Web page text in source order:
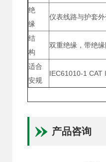
绝
缘
仪表线路与护套
结
构
双重绝缘，带绝
适合
安规
IEC61010-1 CAT
产品咨询